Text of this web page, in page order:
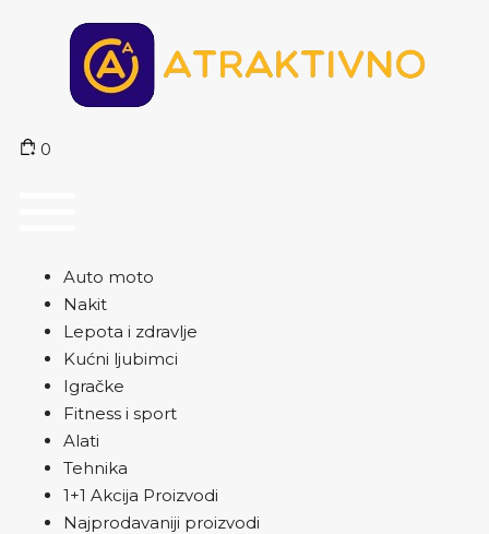
0
Auto moto
Nakit
Lepota i zdravlje
Kućni ljubimci
Igračke
Fitness i sport
Alati
Tehnika
1+1 Akcija Proizvodi
Najprodavaniji proizvodi